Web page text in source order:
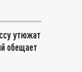
утюжат
обещает